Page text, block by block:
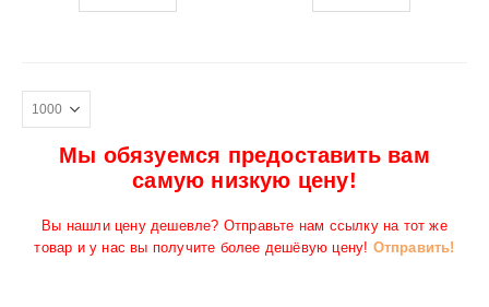
Мы обязуемся предоставить вам
самую низкую цену!
Вы нашли цену дешевле? Отправьте нам ссылку на тот же
товар и у нас вы получите более дешёвую цену! Отправить!